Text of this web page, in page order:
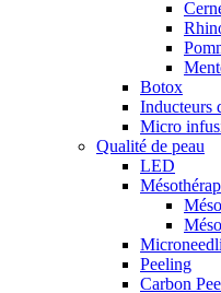
Botox
Inducteurs
Micro
Qualité de peau
LED
Peeling
Carbon